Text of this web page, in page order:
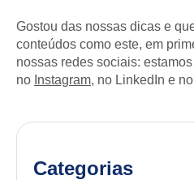
Gostou das nossas dicas e
conteúdos como este, em
nossas redes sociais:
no Instagram, no LinkedIn e no
Categorias